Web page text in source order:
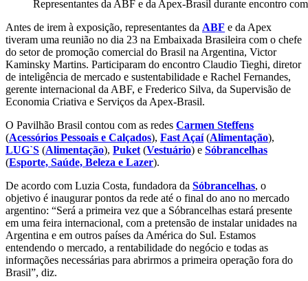
Representantes da ABF e da Apex-Brasil durante encontro
Antes de irem à exposição, representantes da ABF e da Apex
tiveram uma reunião no dia 23 na Embaixada Brasileira com o chefe
do setor de promoção comercial do Brasil na Argentina, Victor
Kaminsky Martins. Participaram do encontro Claudio Tieghi, diretor
de inteligência de mercado e sustentabilidade e Rachel Fernandes,
gerente internacional da ABF, e Frederico Silva, da Supervisão de
Economia Criativa e Serviços da Apex-Brasil.
O Pavilhão Brasil contou com as redes Carmen Steffens
(Acessórios Pessoais e Calçados), Fast Açaí(Alimentação),
LUG`S (Alimentação), Puket (Vestuário) e Sóbrancelhas
(Esporte, Saúde, Beleza e Lazer).
De acordo com Luzia Costa, fundadora da Sóbrancelhas, o
objetivo é inaugurar pontos da rede até o final do ano no mercado
argentino: “Será a primeira vez que a Sóbrancelhas estará presente
em uma feira internacional, com a pretensão de instalar unidades na
Argentina e em outros países da América do Sul. Estamos
entendendo o mercado, a rentabilidade do negócio e todas as
informações necessárias para abrirmos a primeira operação fora do
Brasil”, diz.